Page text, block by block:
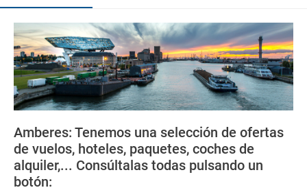
Amberes: Tenemos una selección de ofertas
de vuelos, hoteles, paquetes, coches de
alquiler,... Consúltalas todas pulsando un
botón:
Organiza tu viaje
Documentación y descuentos
Embajadas y Consulados
¿Cómo llegar?
¿Dónde alojarse?
Moverse por Flandes
La documentación de tu reserva te será enviada por mail en el
momento que el pago de la reserva esté realizado completamente.
Respecto a las tarjetas de embarque, casi todas las compañías aéreas
tienen ya todos sus billetes electrónicos por lo que podrás obtenerlas
in por su web.
Eso sí, deberás estar atento si viajas con una compañía low cost, debido
a que muchas de ellas exigen la presentación de la tarjeta de embarque
(que deberás realizar a través de su web) para que no te carguen un
suplemento extra en el mismo aeropuerto.